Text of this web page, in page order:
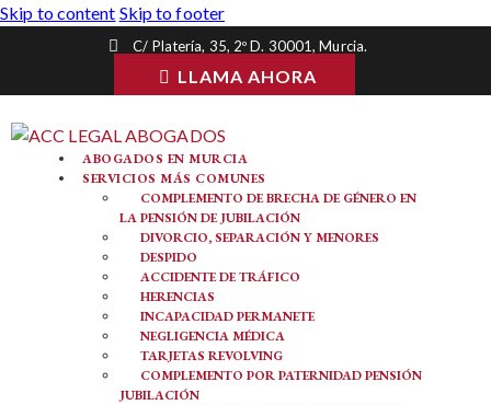
Skip to content Skip to footer
C/ Platería, 35, 2º D. 30001, Murcia.
LLAMA AHORA
ABOGADOS EN MURCIA
SERVICIOS MÁS COMUNES
COMPLEMENTO DE BRECHA DE GÉNERO EN
LA PENSIÓN DE JUBILACIÓN
DIVORCIO, SEPARACIÓN Y MENORES
DESPIDO
ACCIDENTE DE TRÁFICO
HERENCIAS
INCAPACIDAD PERMANETE
NEGLIGENCIA MÉDICA
TARJETAS REVOLVING
COMPLEMENTO POR PATERNIDAD PENSIÓN
JUBILACIÓN